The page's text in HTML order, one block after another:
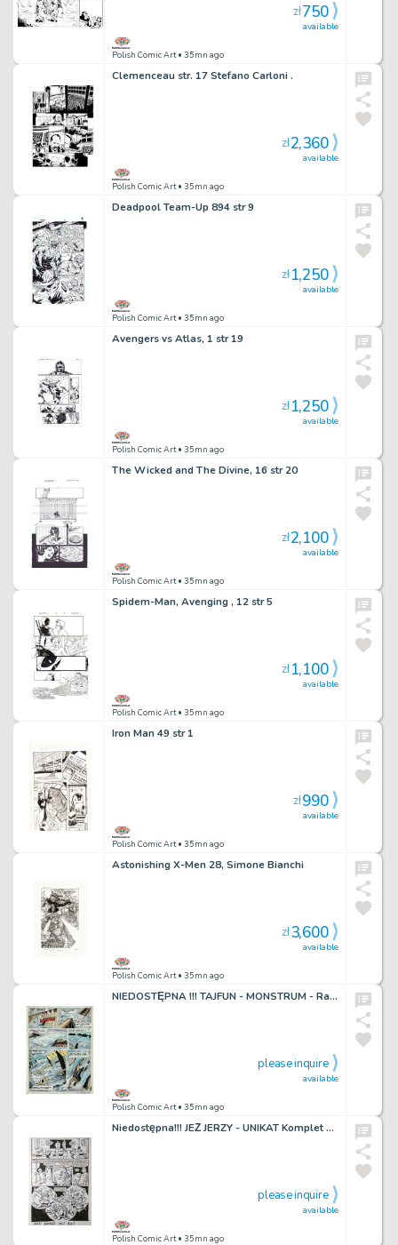
Polish Comic Art• 35mn ago
available
zł750
Clemenceau str. 17 Stefano Carloni .
Polish Comic Art• 35mn ago
available
zł2,360
Deadpool Team-Up 894 str 9
Polish Comic Art• 35mn ago
available
zł1,250
Avengers vs Atlas, 1 str 19
Polish Comic Art• 35mn ago
available
zł1,250
The Wicked and The Divine, 16 str 20
Polish Comic Art• 35mn ago
available
zł2,100
Spidem-Man, Avenging , 12 str 5
Polish Comic Art• 35mn ago
available
zł1,100
Iron Man 49 str 1
Polish Comic Art• 35mn ago
available
zł990
Astonishing X-Men 28, Simone Bianchi
Polish Comic Art• 35mn ago
available
zł3,600
NIEDOSTĘPNA !!! TAJFUN - MONSTRUM - Raczkiewicz - UNIKAT !!!
Polish Comic Art• 35mn ago
available
please inquire
Niedostępna!!! JEŻ JERZY - UNIKAT Komplet Plansz
Polish Comic Art• 35mn ago
available
please inquire